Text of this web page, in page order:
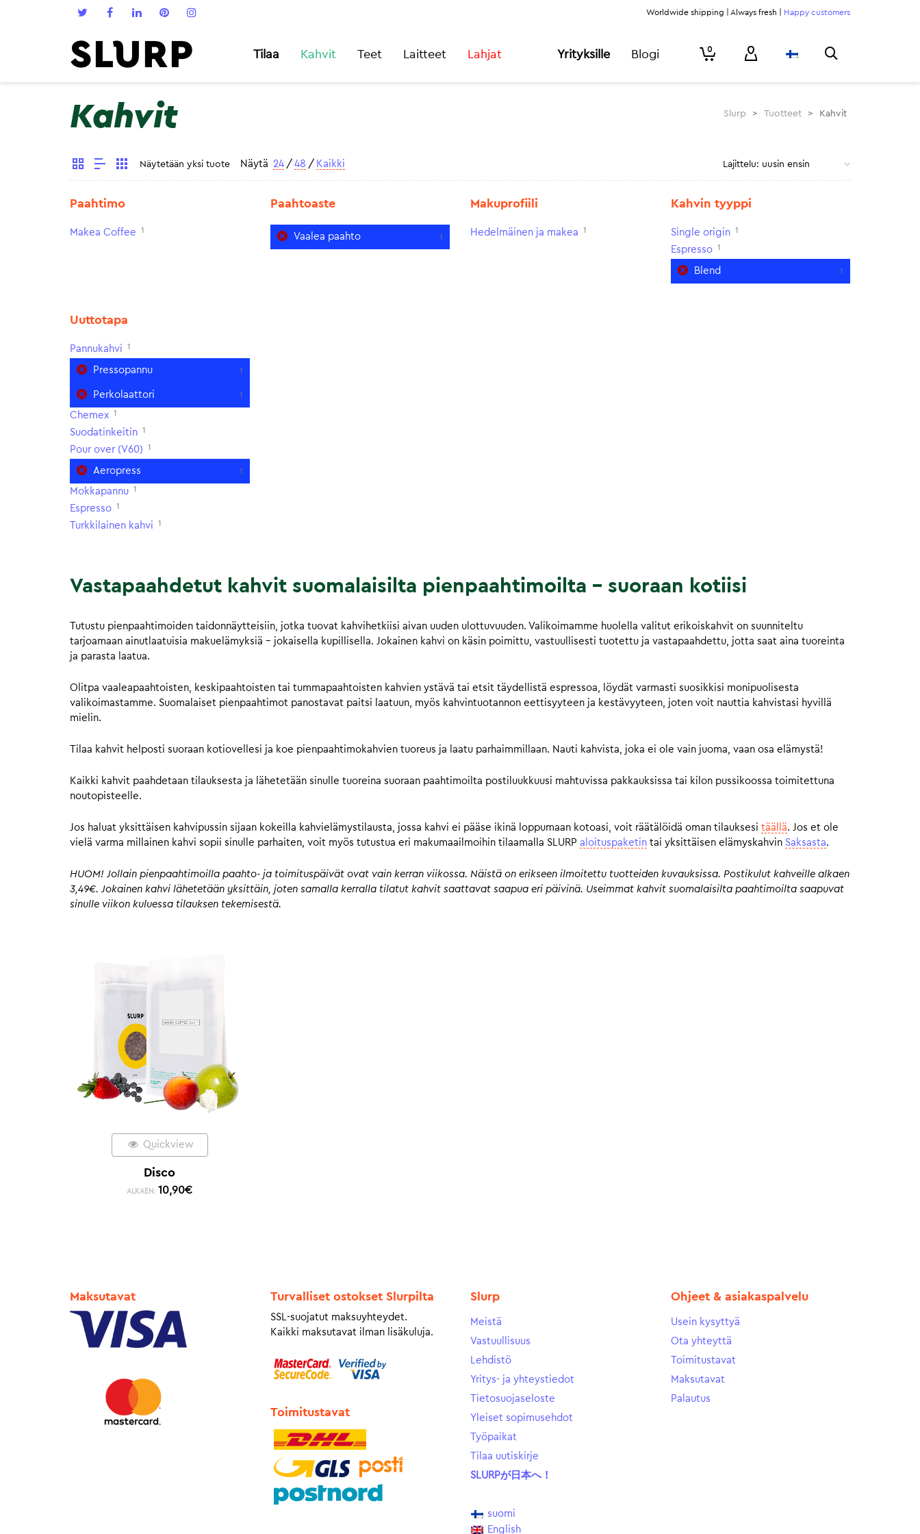
Worldwide shipping | Always fresh | Happy customers
Tilaa Kahvit Teet Laitteet Lahjat Yrityksille Blogi 0
Kahvit Slurp > Tuotteet > Kahvit
Näytetään yksi tuote Näytä 24 / 48 / Kaikki
Paahtimo
Makea Coffee 1
Paahtoaste
Vaalea paahto 1
Makuprofiili
Hedelmäinen ja makea 1
Kahvin tyyppi
Single origin 1
Espresso 1
Blend 1
Uuttotapa
Pannukahvi 1
Pressopannu 1
Perkolaattori 1
Chemex 1
Suodatinkeitin 1
Pour over (V60) 1
Aeropress 1
Mokkapannu 1
Espresso 1
Turkkilainen kahvi 1
Vastapaahdetut kahvit suomalaisilta pienpaahtimoilta – suoraan kotiisi
Tutustu pienpaahtimoiden taidonnäytteisiin, jotka tuovat kahvihetkiisi aivan uuden ulottuvuuden. Valikoimamme huolella valitut erikoiskahvit on suunniteltu
tarjoamaan ainutlaatuisia makuelämyksiä – jokaisella kupillisella. Jokainen kahvi on käsin poimittu, vastuullisesti tuotettu ja vastapaahdettu, jotta saat aina tuoreinta
ja parasta laatua.
Olitpa vaaleapaahtoisten, keskipaahtoisten tai tummapaahtoisten kahvien ystävä tai etsit täydellistä espressoa, löydät varmasti suosikkisi monipuolisesta
valikoimastamme. Suomalaiset pienpaahtimot panostavat paitsi laatuun, myös kahvintuotannon eettisyyteen ja kestävyyteen, joten voit nauttia kahvistasi hyvillä
mielin.
Tilaa kahvit helposti suoraan kotiovellesi ja koe pienpaahtimokahvien tuoreus ja laatu parhaimmillaan. Nauti kahvista, joka ei ole vain juoma, vaan osa elämystä!
Kaikki kahvit paahdetaan tilauksesta ja lähetetään sinulle tuoreina suoraan paahtimoilta postiluukkuusi mahtuvissa pakkauksissa tai kilon pussikoossa toimitettuna
noutopisteelle.
Jos haluat yksittäisen kahvipussin sijaan kokeilla kahvielämystilausta, jossa kahvi ei pääse ikinä loppumaan kotoasi, voit räätälöidä oman tilauksesi täällä. Jos et ole
vielä varma millainen kahvi sopii sinulle parhaiten, voit myös tutustua eri makumaailmoihin tilaamalla SLURP aloituspaketin tai yksittäisen elämyskahvin Saksasta.
HUOM! Jollain pienpaahtimoilla paahto- ja toimituspäivät ovat vain kerran viikossa. Näistä on erikseen ilmoitettu tuotteiden kuvauksissa. Postikulut kahveille alkaen
3,49€. Jokainen kahvi lähetetään yksittäin, joten samalla kerralla tilatut kahvit saattavat saapua eri päivinä. Useimmat kahvit suomalaisilta paahtimoilta saapuvat
sinulle viikon kuluessa tilauksen tekemisestä.
Quickview
Disco
ALKAEN: 10,90€
Maksutavat Turvalliset ostokset Slurpilta
SSL-suojatut maksuyhteydet.
Kaikki maksutavat ilman lisäkuluja.
Toimitustavat
Slurp
Meistä
Vastuullisuus
Lehdistö
Yritys- ja yhteystiedot
Tietosuojaseloste
Yleiset sopimusehdot
Työpaikat
Tilaa uutiskirje
SLURPが日本へ！
suomi
English
Ohjeet & asiakaspalvelu
Usein kysyttyä
Ota yhteyttä
Toimitustavat
Maksutavat
Palautus